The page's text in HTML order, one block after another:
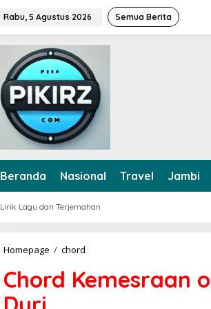
Rabu, 5 Agustus 2026 Semua Berita
Beranda Nasional Travel Jambi
Lirik Lagu dan Terjemahan
Homepage / chord
o
r
Chord Kemesraan